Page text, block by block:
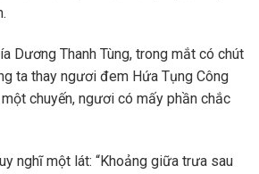
Dương Thanh Tùng, trong mắt có chút
ta thay ngươi đem Hứa Tụng Công
chuyến, ngươi có mấy phần chắc
nghĩ một lát: “Khoảng giữa trưa sau